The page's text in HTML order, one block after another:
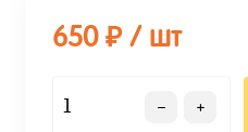
650 ₽ / шт